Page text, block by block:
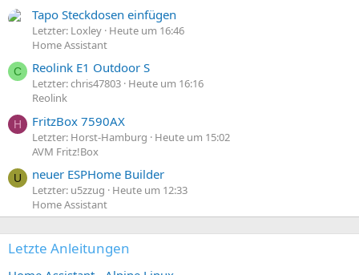
Tapo Steckdosen einfügen
Letzter: Loxley Heute um 16:46
Home Assistant
C Reolink E1 Outdoor S
Letzter: chris47803 Heute um 16:16
Reolink
H FritzBox 7590AX
Letzter: Horst-Hamburg
Heute um 15:02
AVM Fritz!Box
U neuer ESPHome Builder
Letzter: u5zzug
Heute um 12:33
Home Assistant
Letzte Anleitungen